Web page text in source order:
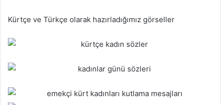
Kürtçe ve Türkçe olarak hazırladığımız görseller